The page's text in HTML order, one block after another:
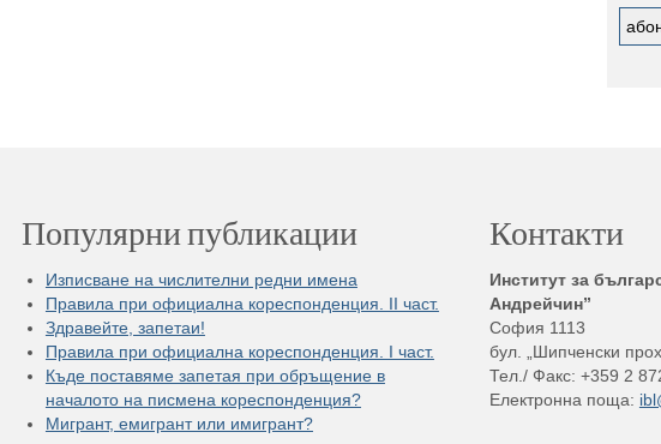
Популярни публикации
Изписване на числителни редни имена
Правила при официална кореспонденция. II част.
Здравейте, запетаи!
Правила при официална кореспонденция. I част.
Къде поставяме запетая при обръщение в
началото на писмена кореспонденция?
Мигрант, емигрант или имигрант?
Контакти
Институт за
Андрейчин”
София 1113
бул. „Шипченски
Тел./ Факс: +359 2
Електронна поща: